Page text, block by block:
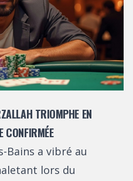
TRIOMPHE EN
CONFIRMÉE
Bains a vibré au
lors du